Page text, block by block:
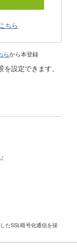
ちら
らから本登録
設定できます。
たSSL暗号化通信を採